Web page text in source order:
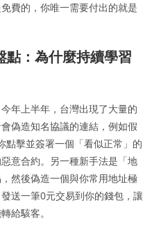
費的，你唯一需要付出的就是
點：為什麼持續學習
年上半年，台灣出現了大量的
偽造知名協議的連結，例如假
擊並簽署一個「看似正常」的
意合約。另一種新手法是「地
然後偽造一個與你常用地址極
送一筆0元交易到你的錢包，讓
給駭客。